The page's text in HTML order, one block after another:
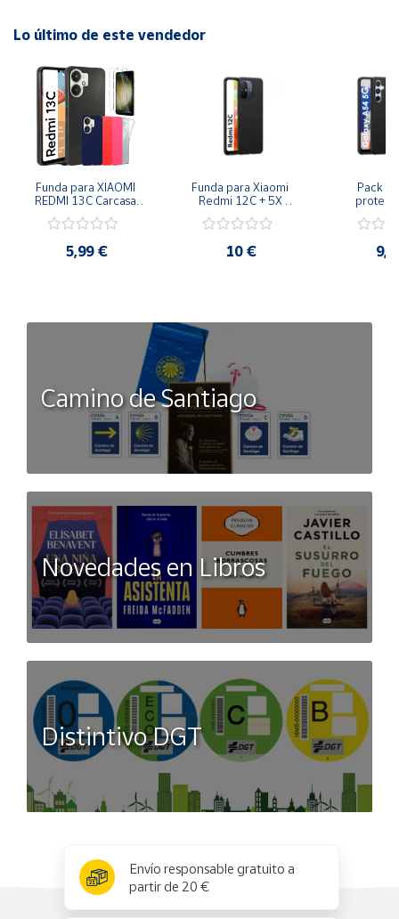
100%.
Lo último de este vendedor
Funda para XIAOMI
REDMI 13C Carcasa
Suave negro
5,99 €
Funda para Xiaomi
Redmi 12C + 5X
Cristal Templado -
10 €
Pack
Camino de Santiago
Novedades en Libros
Distintivo DGT
Envío responsable gratuito a
partir de 20 €